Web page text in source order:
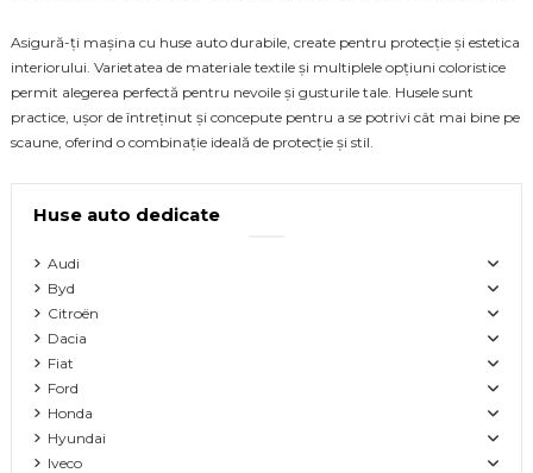
Asigură-ți mașina cu huse auto durabile, create pentru protecție și estetica
interiorului. Varietatea de materiale textile și multiplele opțiuni coloristice
permit alegerea perfectă pentru nevoile și gusturile tale. Husele sunt
practice, ușor de întreținut și concepute pentru a se potrivi cât mai bine pe
scaune, oferind o combinație ideală de protecție și stil.
Huse auto dedicate
Audi
Byd
Citroën
Dacia
Fiat
Ford
Honda
Hyundai
Iveco